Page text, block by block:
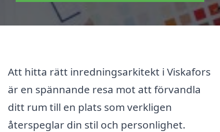
Att hitta rätt inredningsarkitekt i Viskafors
är en spännande resa mot att förvandla
ditt rum till en plats som verkligen
återspeglar din stil och personlighet.